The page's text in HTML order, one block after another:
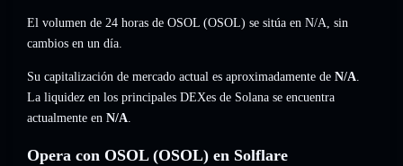
El volumen de 24 horas de OSOL (OSOL) se sitúa en N/A, sin
cambios en un día.
Su capitalización de mercado actual es aproximadamente de N/A.
La liquidez en los principales DEXes de Solana se encuentra
actualmente en N/A.
Opera con OSOL (OSOL) en Solflare